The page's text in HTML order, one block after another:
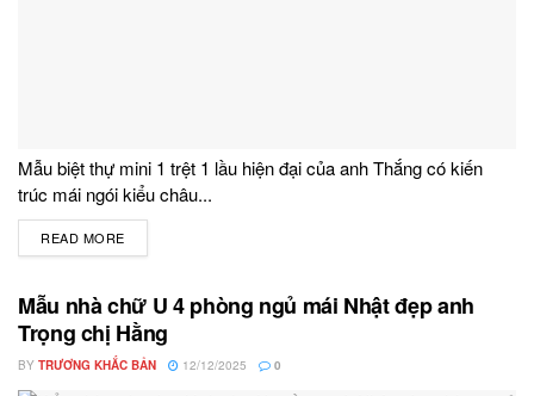
Mẫu biệt thự mini 1 trệt 1 lầu hiện đại của anh Thắng có kiến
trúc mái ngói kiểu châu...
READ MORE
Mẫu nhà chữ U 4 phòng ngủ mái Nhật đẹp anh
Trọng chị Hằng
BY TRƯƠNG KHẮC BẢN 12/12/2025 0